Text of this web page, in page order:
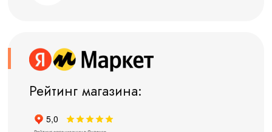
Рейтинг магазина: